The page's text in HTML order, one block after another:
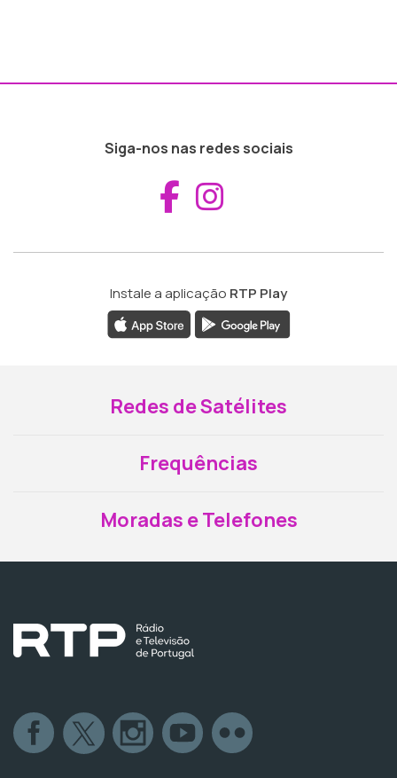
Siga-nos nas redes sociais
Aceder ao
Instale a aplicação RTP Play
Redes de Satélites
Frequências
Moradas e Telefones